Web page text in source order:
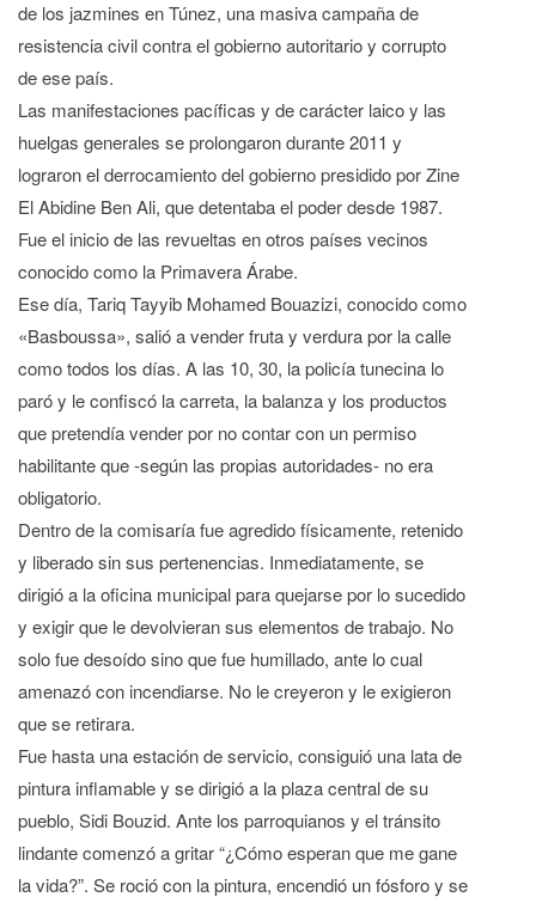
de los jazmines en Túnez, una masiva campaña de
resistencia civil contra el gobierno autoritario y corrupto
de ese país.
Las manifestaciones pacíficas y de carácter laico y las
huelgas generales se prolongaron durante 2011 y
lograron el derrocamiento del gobierno presidido por Zine
El Abidine Ben Ali, que detentaba el poder desde 1987.
Fue el inicio de las revueltas en otros países vecinos
conocido como la Primavera Árabe.
Ese día, Tariq Tayyib Mohamed Bouazizi, conocido como
«Basboussa», salió a vender fruta y verdura por la calle
como todos los días. A las 10, 30, la policía tunecina lo
paró y le confiscó la carreta, la balanza y los productos
que pretendía vender por no contar con un permiso
habilitante que -según las propias autoridades- no era
obligatorio.
Dentro de la comisaría fue agredido físicamente, retenido
y liberado sin sus pertenencias. Inmediatamente, se
dirigió a la oficina municipal para quejarse por lo sucedido
y exigir que le devolvieran sus elementos de trabajo. No
solo fue desoído sino que fue humillado, ante lo cual
amenazó con incendiarse. No le creyeron y le exigieron
que se retirara.
Fue hasta una estación de servicio, consiguió una lata de
pintura inflamable y se dirigió a la plaza central de su
pueblo, Sidi Bouzid. Ante los parroquianos y el tránsito
lindante comenzó a gritar “¿Cómo esperan que me gane
la vida?”. Se roció con la pintura, encendió un fósforo y se